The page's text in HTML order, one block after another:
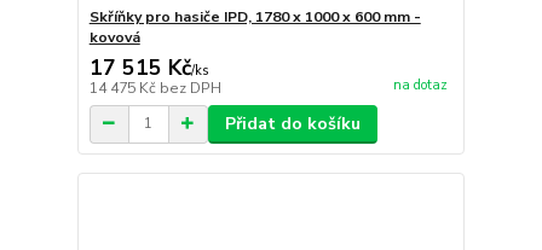
Skříňky pro hasiče IPD, 1780 x 1000 x 600 mm -
kovová
17 515 Kč/ks
14 475 Kč bez DPH na dotaz
Přidat do košíku